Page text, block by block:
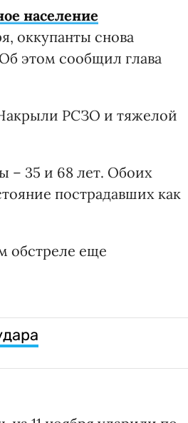
население
оккупанты снова
этом сообщил глава
РСЗО и тяжелой
– 35 и 68 лет. Обоих
пострадавших как
обстреле еще